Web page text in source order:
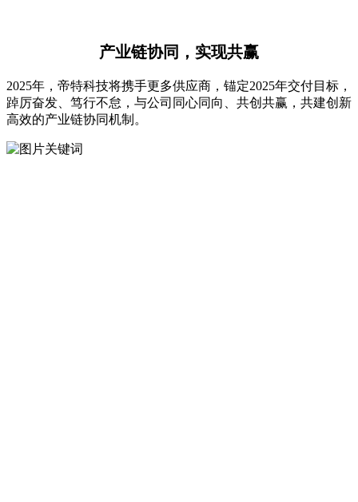
产业链协同，实现共赢
2025年，帝特科技将携手更多供应商，锚定2025年交付目标，
踔厉奋发、笃行不怠，与公司同心同向、共创共赢，共建创新
高效的产业链协同机制。